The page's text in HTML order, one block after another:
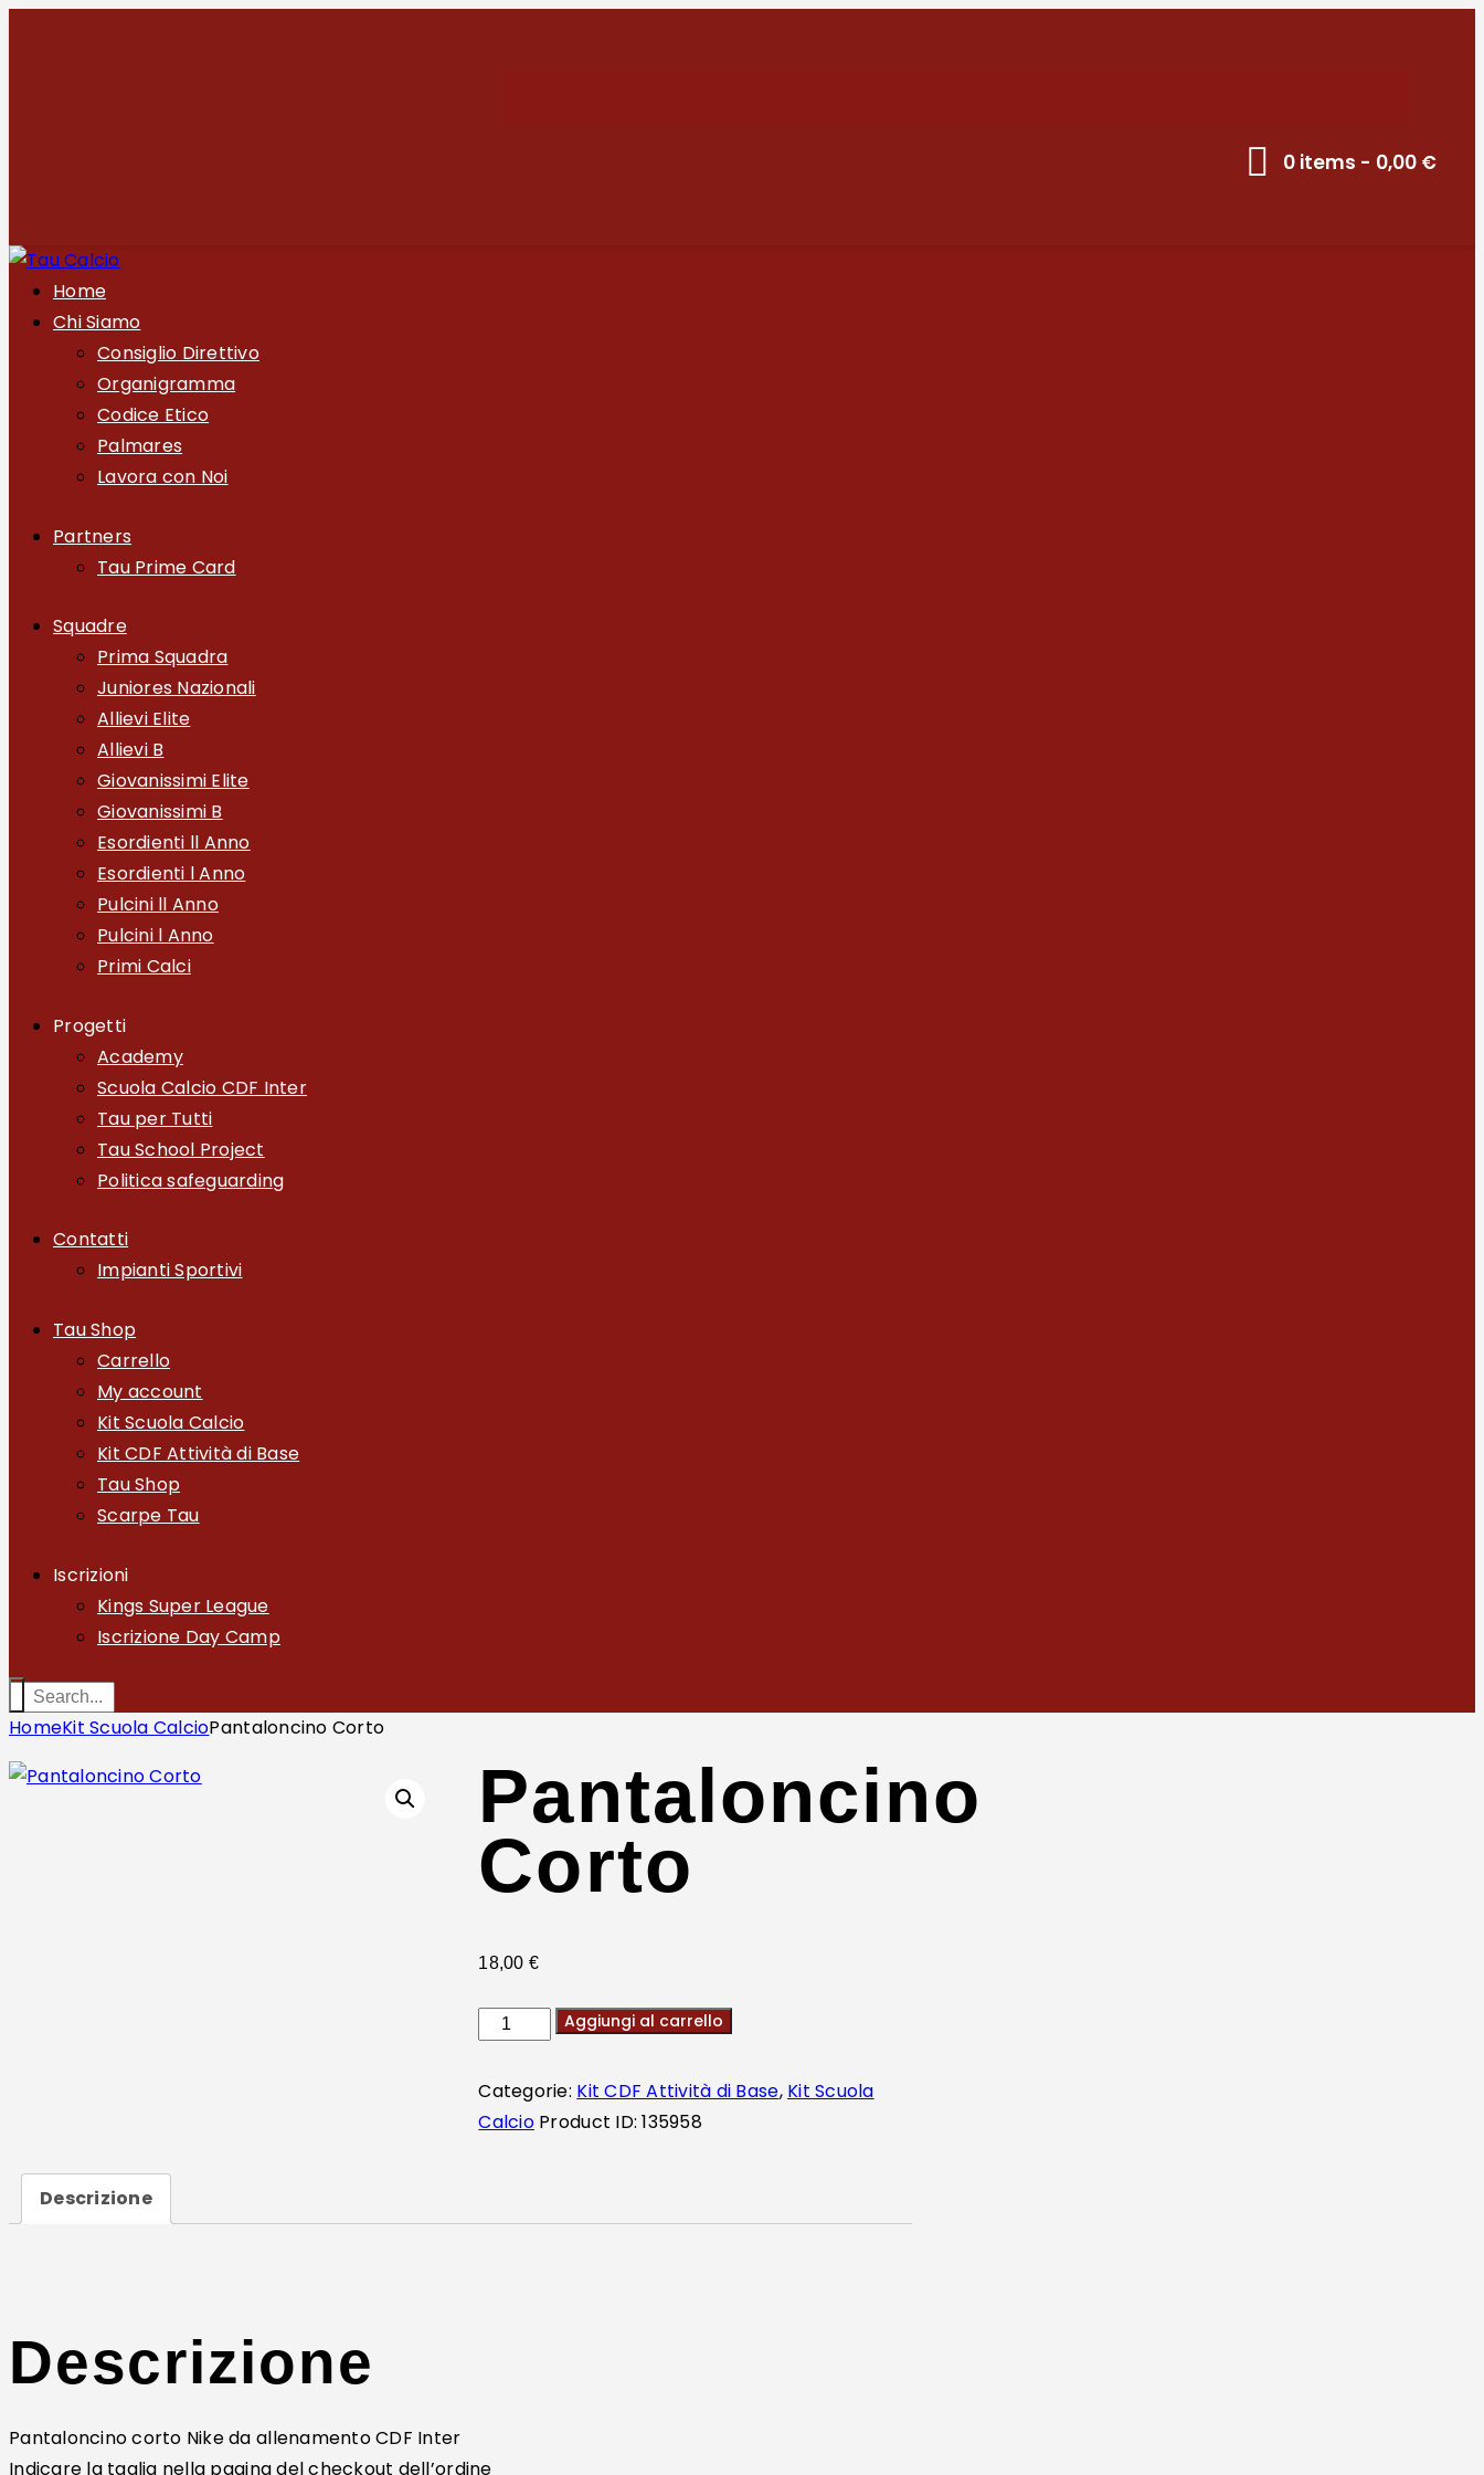
0 items - 0,00 €
Home
Chi Siamo
Consiglio Direttivo
Organigramma
Codice Etico
Palmares
Lavora con Noi
Partners
Tau Prime Card
Squadre
Prima Squadra
Juniores Nazionali
Allievi Elite
Allievi B
Giovanissimi Elite
Giovanissimi B
Esordienti ll Anno
Esordienti l Anno
Pulcini ll Anno
Pulcini l Anno
Primi Calci
Progetti
Academy
Scuola Calcio CDF Inter
Tau per Tutti
Tau School Project
Politica safeguarding
Contatti
Impianti Sportivi
Tau Shop
Carrello
My account
Kit Scuola Calcio
Kit CDF Attività di Base
Tau Shop
Scarpe Tau
Iscrizioni
Kings Super League
Iscrizione Day Camp
HomeKit Scuola CalcioPantaloncino Corto
Pantaloncino
Corto
18,00 €
Aggiungi al carrello
Categorie: Kit CDF Attività di Base, Kit Scuola
Calcio Product ID:135958
Descrizione
Descrizione
Pantaloncino corto Nike da allenamento CDF Inter
Indicare la taglia nella pagina del checkout dell’ordine